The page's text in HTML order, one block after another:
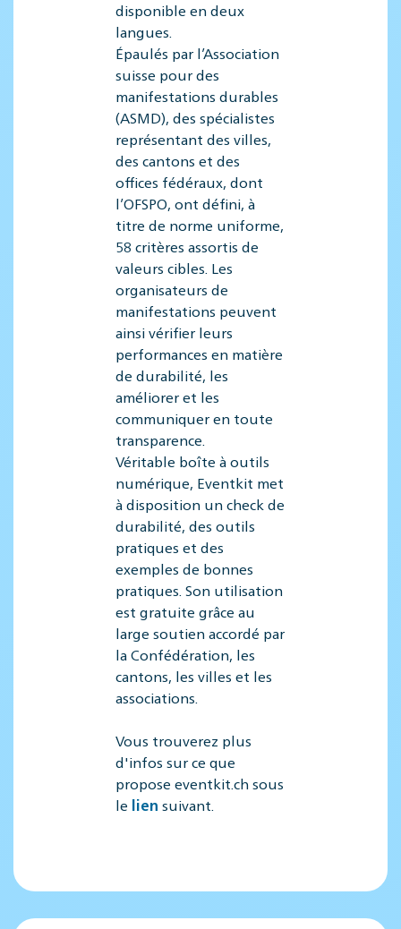
disponible en deux
langues.
Épaulés par l’Association
suisse pour des
manifestations durables
(ASMD), des spécialistes
représentant des villes,
des cantons et des
offices fédéraux, dont
l’OFSPO, ont défini, à
titre de norme uniforme,
58 critères assortis de
valeurs cibles. Les
organisateurs de
manifestations peuvent
ainsi vérifier leurs
performances en matière
de durabilité, les
améliorer et les
communiquer en toute
transparence.
Véritable boîte à outils
numérique, Eventkit met
à disposition un check de
durabilité, des outils
pratiques et des
exemples de bonnes
pratiques. Son utilisation
est gratuite grâce au
large soutien accordé par
la Confédération, les
cantons, les villes et les
associations.
Vous trouverez plus
d'infos sur ce que
propose eventkit.ch sous
le lien suivant.